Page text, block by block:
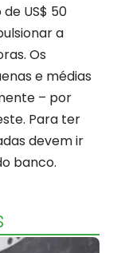
US$ 50
a
Os
e médias
– por
Para ter
devem ir
banco.